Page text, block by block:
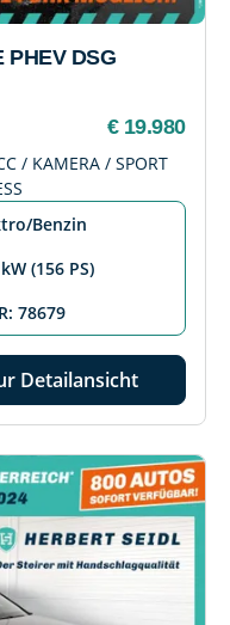
PHEV DSG
€ 19.980
/ KAMERA / SPORT
Benzin
(156 PS)
78679
Detailansicht